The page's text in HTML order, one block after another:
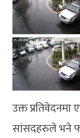
उक्त प्रतिवेदनमा
सांसदहरुले भने